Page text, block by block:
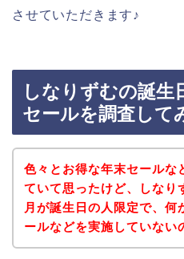
させていただきます♪
しなりずむの誕生
セールを調査して
色々とお得な年末セールな
ていて思ったけど、しなり
月が誕生日の人限定で、何
ールなどを実施していない